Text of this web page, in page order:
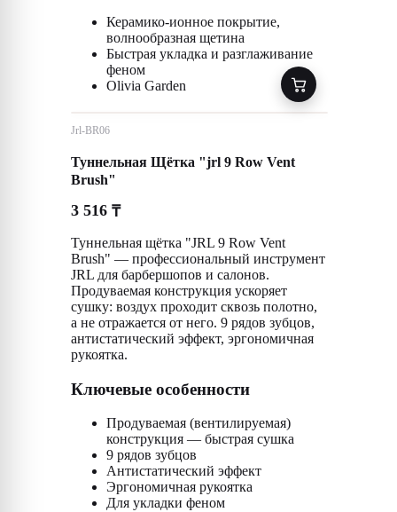
Керамико-ионное покрытие,
волнообразная щетина
Быстрая укладка и разглаживание
феном
Olivia Garden
Jrl-BR06
Туннельная Щётка "jrl 9 Row Vent
Brush"
3 516 ₸
Туннельная щётка "JRL 9 Row Vent
Brush" — профессиональный инструмент
JRL для барбершопов и салонов.
Продуваемая конструкция ускоряет
сушку: воздух проходит сквозь полотно,
а не отражается от него. 9 рядов зубцов,
антистатический эффект, эргономичная
рукоятка.
Ключевые особенности
Продуваемая (вентилируемая)
конструкция — быстрая сушка
9 рядов зубцов
Антистатический эффект
Эргономичная рукоятка
Для укладки феном